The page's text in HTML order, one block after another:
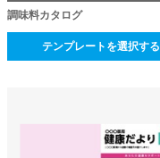
調味料カタログ
テンプレートを選択する